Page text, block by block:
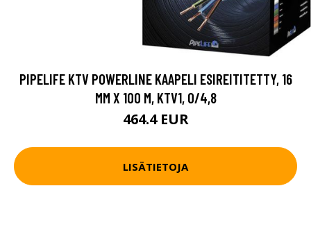
PIPELIFE KTV POWERLINE KAAPELI ESIREITITETTY, 16
MM X 100 M, KTV1, 0/4,8
464.4 EUR
LISÄTIETOJA